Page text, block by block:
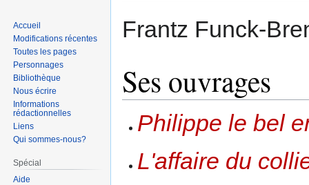
àà
Frantz Funck-
Ses ouvrages
Philippe le bel
L'affaire du
Accueil
Modifications récentes
Toutes les pages
Personnages
Bibliothèque
Nous écrire
Informations
rédactionnelles
Liens
Qui sommes-nous?
Spécial
Aide